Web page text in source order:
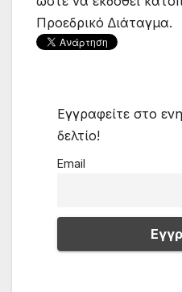
Προεδρικό ∆ιάταγµα.
Εγγραφείτε στο
δελτίο!
Email